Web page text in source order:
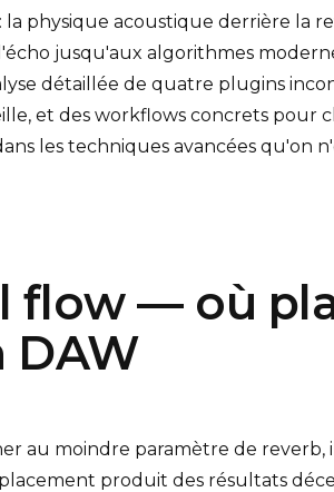
physique acoustique derrière la
jusqu'aux algorithmes
détaillée de quatre plugins
et des workflows concrets pour
les techniques avancées qu'on
flow — où
DAW
au moindre paramètre de
produit des résultats